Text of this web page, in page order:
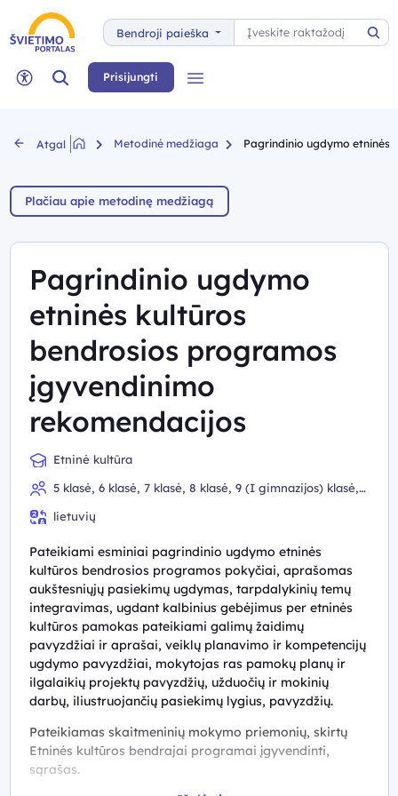
Bendroji paieška
Paieška
Neįgaliųjų rėžimas
Paieška Prisijungti
Atgal Metodinė medžiaga Pagrindinio ugdymo etninės
Plačiau apie metodinę medžiagą
Pagrindinio ugdymo
etninės kultūros
bendrosios programos
įgyvendinimo
rekomendacijos
Etninė kultūra
5 klasė, 6 klasė, 7 klasė, 8 klasė, 9 (I gimnazijos) klasė,
lietuvių
Pateikiami esminiai pagrindinio ugdymo etninės
kultūros bendrosios programos pokyčiai, aprašomas
aukštesniųjų pasiekimų ugdymas, tarpdalykinių temų
integravimas, ugdant kalbinius gebėjimus per etninės
kultūros pamokas pateikiami galimų žaidimų
pavyzdžiai ir aprašai, veiklų planavimo ir kompetencijų
ugdymo pavyzdžiai, mokytojas ras pamokų planų ir
ilgalaikių projektų pavyzdžių, užduočių ir mokinių
darbų, iliustruojančių pasiekimų lygius, pavyzdžių.
Pateikiamas skaitmeninių mokymo priemonių, skirtų
Etninės kultūros bendrajai programai įgyvendinti,
sąrašas.